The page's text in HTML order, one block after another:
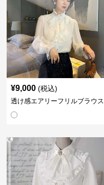
¥9,000 (税込)
透け感エアリーフリルブラウス